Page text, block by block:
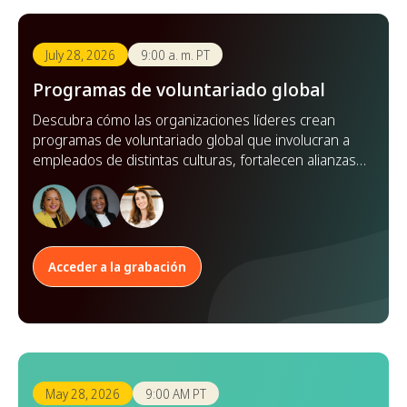
July 28, 2026 9:00 a. m. PT
Programas de voluntariado global
Descubra cómo las organizaciones líderes crean
programas de voluntariado global que involucran a
empleados de distintas culturas, fortalecen alianzas y
amplían su impacto en todo el mundo.
Acceder a la grabación
May 28, 2026 9:00 AM PT